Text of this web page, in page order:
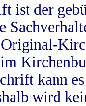
ist der
kann
wird